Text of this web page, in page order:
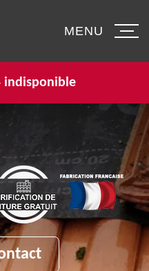
indisponible
MENU